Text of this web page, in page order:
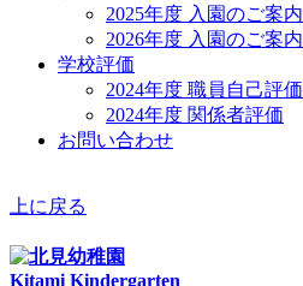
2025年度 入園のご案内
2026年度 入園のご案内
学校評価
2024年度 職員自己評価
2024年度 関係者評価
お問い合わせ
上に戻る
Kitami Kindergarten